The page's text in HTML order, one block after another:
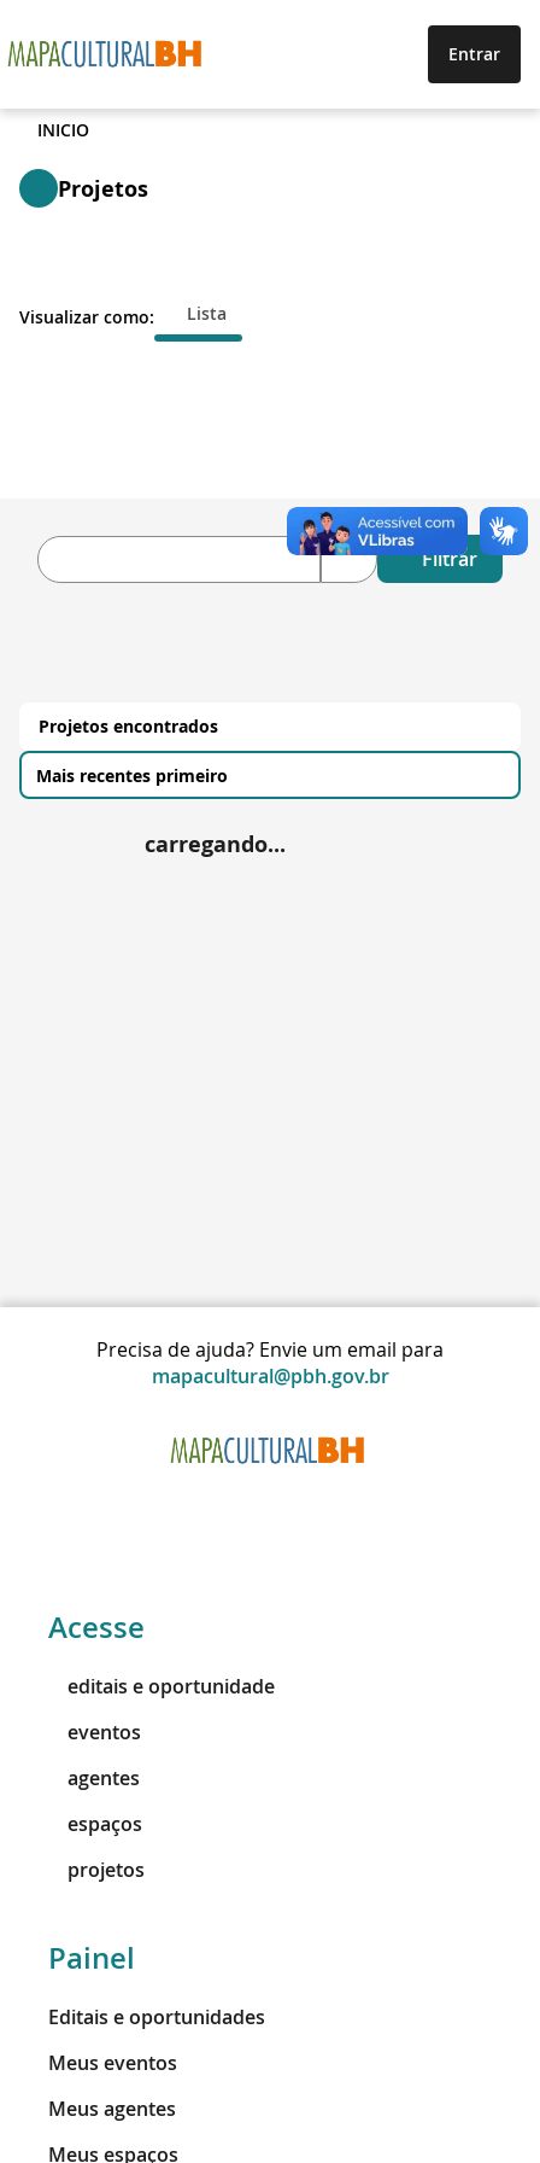
Entrar
INICIO
Projetos
Visualizar como: Lista
Filtrar
Projetos encontrados
carregando...
Precisa de ajuda? Envie um email para
mapacultural@pbh.gov.br
Acesse
editais e oportunidade
eventos
agentes
espaços
projetos
Painel
Editais e oportunidades
Meus eventos
Meus agentes
Meus espaços